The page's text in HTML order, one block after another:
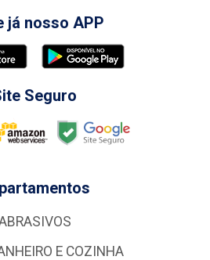
já nosso APP
Seguro
E COZINHA